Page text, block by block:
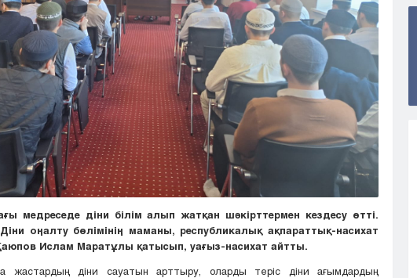
медреседе діни білім алып жатқан шәкірттермен кездесу өтті.
оңалту бөлімінің маманы, республикалық ақпараттық-насихат
Ислам Маратұлы қатысып, уағыз-насихат айтты.
жастардың діни сауатын арттыру, оларды теріс діни ағымдардың